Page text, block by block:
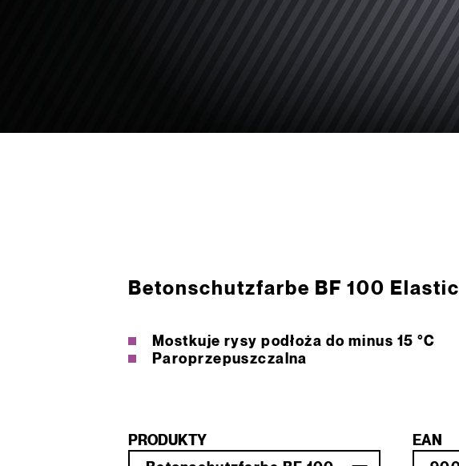
Betonschutzfarbe BF 100 Elastic
Mostkuje rysy podłoża do minus 15 °C
Paroprzepuszczalna
PRODUKTY
EAN